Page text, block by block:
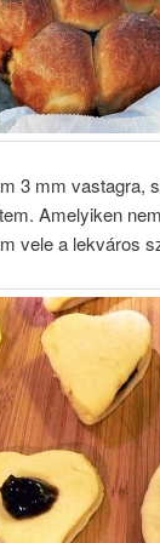
3 mm vastagra,
Amelyiken
vele a lekváros